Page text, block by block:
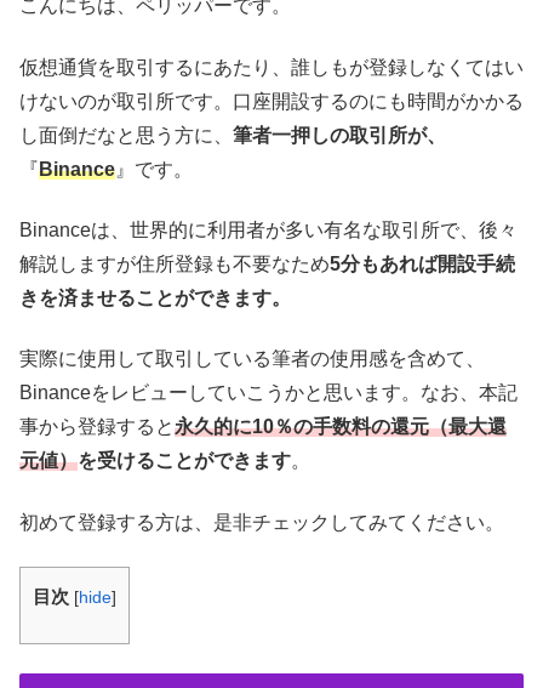
こんにちは、ペリッパーです。
仮想通貨を取引するにあたり、誰しもが登録しなくてはい
けないのが取引所です。口座開設するのにも時間がかかる
し面倒だなと思う方に、 筆者一押しの取引所が、
『Binance 』です。
Binanceは、世界的に利用者が多い有名な取引所で、後々
解説しますが住所登録も不要なため5分もあれば開設手続
きを済ませることができます。
実際に使用して取引している筆者の使用感を含めて、
Binanceをレビューしていこうかと思います。なお、本記
事から登録すると永久的に10％の手数料の還元（最大還
元値）を受けることができます。
初めて登録する方は、是非チェックしてみてください。
目次 [hide]